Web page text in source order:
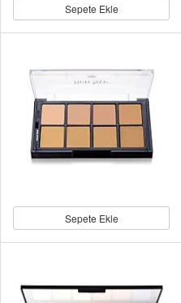
Sepete Ekle
Sepete Ekle